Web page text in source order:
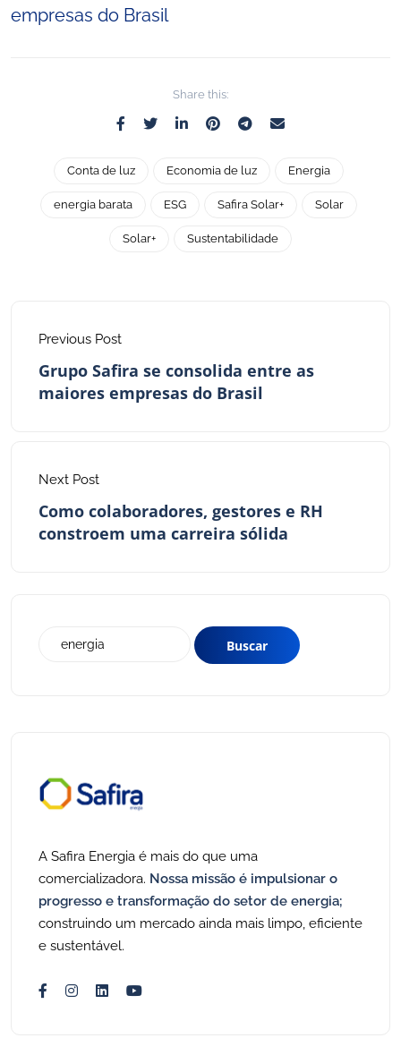
empresas do Brasil
Share this:
Conta de luz Economia de luz Energia
energia barata ESG Safira Solar+ Solar
Solar+ Sustentabilidade
Previous Post
Grupo Safira se consolida entre as
maiores empresas do Brasil
Next Post
Como colaboradores, gestores e RH
constroem uma carreira sólida
A Safira Energia é mais do que uma
comercializadora. Nossa missão é impulsionar o
progresso e transformação do setor de energia;
construindo um mercado ainda mais limpo, eficiente
e sustentável.